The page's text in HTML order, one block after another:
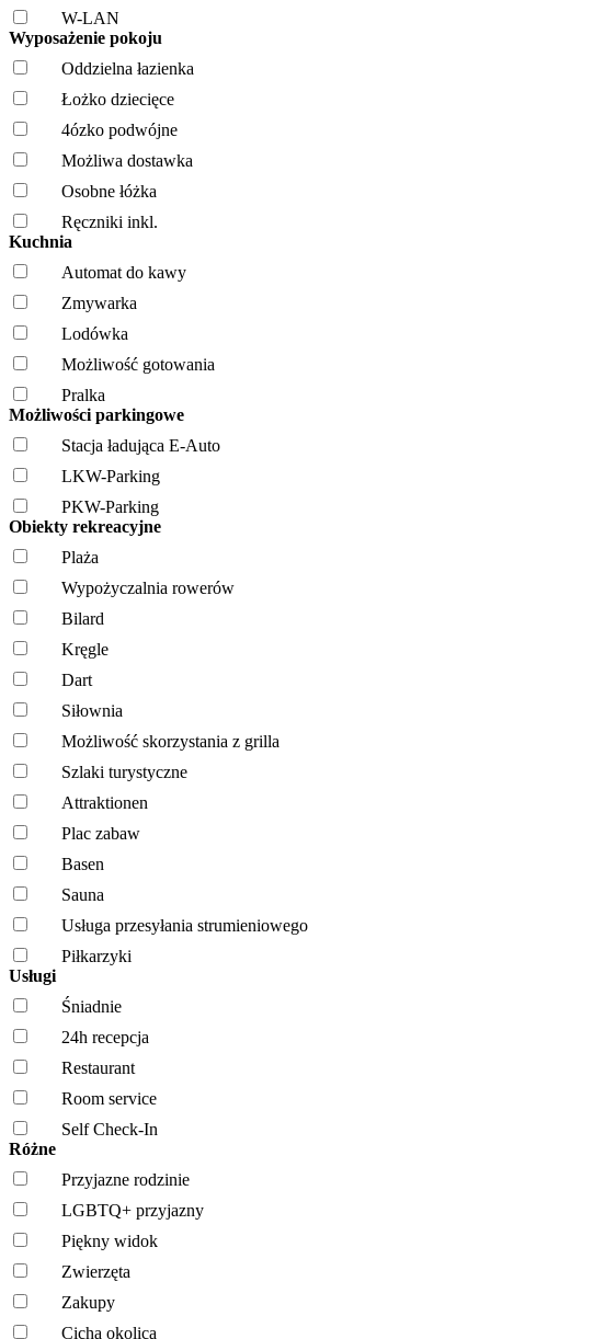
W-LAN
Wyposażenie pokoju
Oddzielna łazienka
Łożko dziecięce
4ózko podwójne
Możliwa dostawka
Osobne łóżka
Ręczniki inkl.
Kuchnia
Automat do kawy
Zmywarka
Lodówka
Możliwość gotowania
Pralka
Możliwości parkingowe
Stacja ładująca E-Auto
LKW-Parking
PKW-Parking
Obiekty rekreacyjne
Plaża
Wypożyczalnia rowerów
Bilard
Kręgle
Dart
Siłownia
Możliwość skorzystania z grilla
Szlaki turystyczne
Attraktionen
Plac zabaw
Basen
Sauna
Usługa przesyłania strumieniowego
Piłkarzyki
Usługi
Śniadnie
24h recepcja
Restaurant
Room service
Self Check-In
Różne
Przyjazne rodzinie
LGBTQ+ przyjazny
Piękny widok
Zwierzęta
Zakupy
Cicha okolica